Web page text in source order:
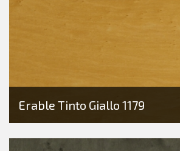
Erable Tinto Giallo 1179